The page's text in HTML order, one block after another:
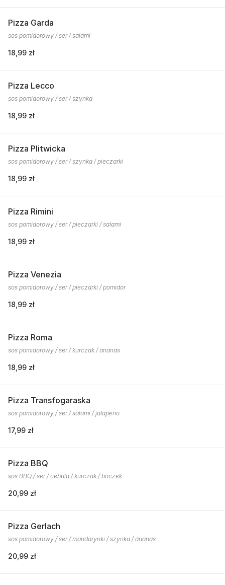
Pizza Garda
sos pomidorowy / ser / salami
18,99 zł
Pizza Lecco
sos pomidorowy / ser / szynka
18,99 zł
Pizza Plitwicka
sos pomidorowy / ser / szynka / pieczarki
18,99 zł
Pizza Rimini
sos pomidorowy / ser / pieczarki / salami
18,99 zł
Pizza Venezia
sos pomidorowy / ser / pieczarki / pomidor
18,99 zł
Pizza Roma
sos pomidorowy / ser / kurczak / ananas
18,99 zł
Pizza Transfogaraska
sos pomidorowy / ser / salami / jalapeno
17,99 zł
Pizza BBQ
sos BBQ / ser / cebula / kurczak / boczek
20,99 zł
Pizza Gerlach
sos pomidorowy / ser / mandarynki / szynka / ananas
20,99 zł